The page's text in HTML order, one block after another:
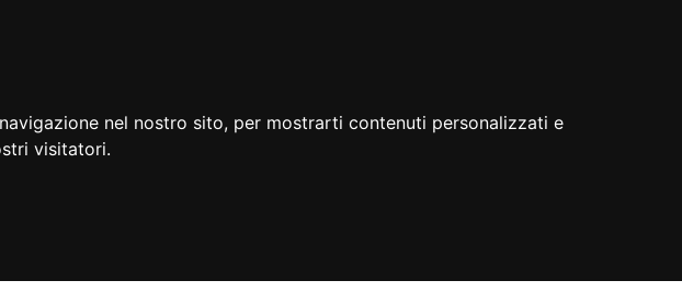
nel nostro sito, per mostrarti contenuti personalizzati e
visitatori.